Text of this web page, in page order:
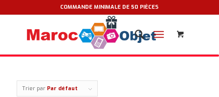
COMMANDE MINIMALE DE 50 PIÈCES
Trier par Par défaut